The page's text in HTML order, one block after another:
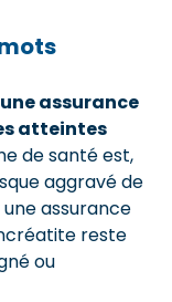
assurance
atteintes
de santé est,
aggravé de
assurance
reste
ou